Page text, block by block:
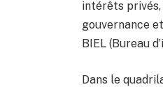
intérêts
gouvernance
BIEL (Bureau
Dans le